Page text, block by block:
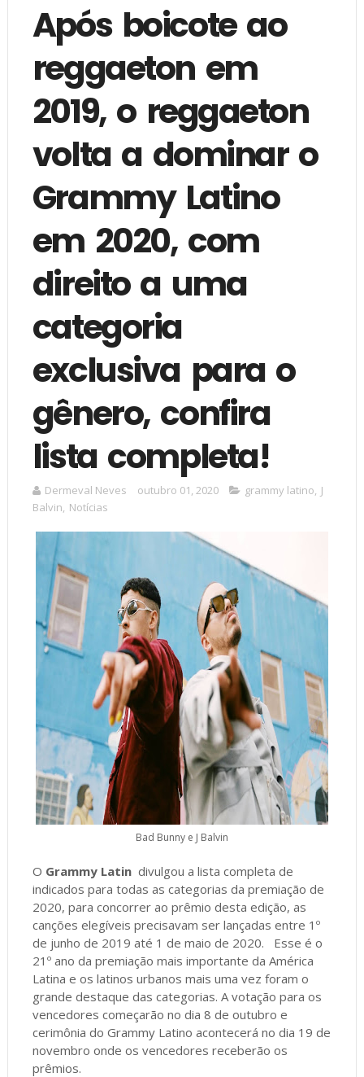
Após boicote ao
reggaeton em
2019, o reggaeton
volta a dominar o
Grammy Latino
em 2020, com
direito a uma
categoria
exclusiva para o
gênero, confira
lista completa!
Dermeval Neves outubro 01, 2020 grammy latino, J
Balvin, Notícias
Bad Bunny e J Balvin
O Grammy Latindivulgou a lista completa de
indicados para todas as categorias da premiação de
2020, para concorrer ao prêmio desta edição, as
canções elegíveis precisavam ser lançadas entre 1º
de junho de 2019 até 1 de maio de 2020. Esse é o
21º ano da premiação mais importante da América
Latina e os latinos urbanos mais uma vez foram o
grande destaque das categorias. A votação para os
vencedores começarão no dia 8 de outubro e
cerimônia do Grammy Latino acontecerá no dia 19 de
novembro onde os vencedores receberão os
prêmios.